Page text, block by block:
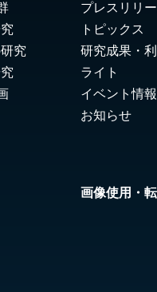
究
プレスリリ
トピックス
研究成果・
ライト
イベント情報
お知らせ
画像使用・